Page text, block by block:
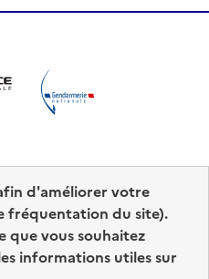
info.gouv.fr
d'améliorer votre
fréquentation du site).
que vous souhaitez
informations utiles sur